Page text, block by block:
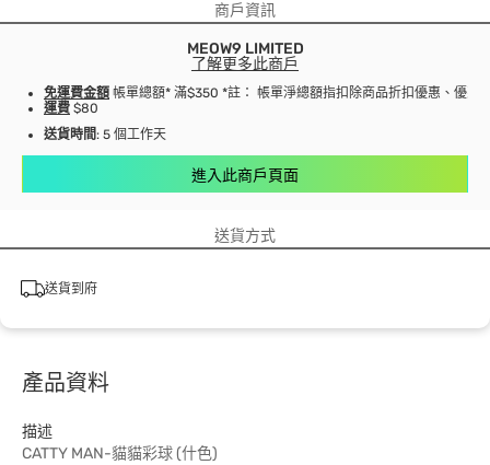
商戶資訊
MEOW9 LIMITED
了解更多此商戶
免運費金額 帳單總額* 滿$350 *註： 帳單淨總額指扣除商品折扣優惠、優惠
運費 $80
送貨時間: 5 個工作天
進入此商戶頁面
送貨方式
送貨到府
產品資料
描述
CATTY MAN-貓貓彩球 (什色)